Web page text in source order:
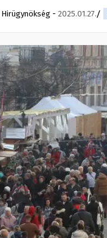
Hirügynökség - 2025.01.27.